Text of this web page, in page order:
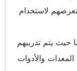
لاستخدام
حيث يتم تدريبهم
والأدوات